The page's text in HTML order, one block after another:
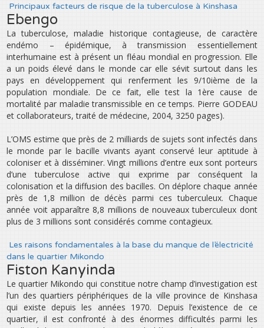
Principaux facteurs de risque de la tuberculose à Kinshasa
Ebengo
La tuberculose, maladie historique contagieuse, de caractère
endémo – épidémique, à transmission essentiellement
interhumaine est à présent un fléau mondial en progression. Elle
a un poids élevé dans le monde car elle sévit surtout dans les
pays en développement qui renferment les 9/10ième de la
population mondiale. De ce fait, elle test la 1ère cause de
mortalité par maladie transmissible en ce temps. Pierre GODEAU
et collaborateurs, traité de médecine, 2004, 3250 pages).
L’OMS estime que près de 2 milliards de sujets sont infectés dans
le monde par le bacille vivants ayant conservé leur aptitude à
coloniser et à disséminer. Vingt millions d’entre eux sont porteurs
d’une tuberculose active qui exprime par conséquent la
colonisation et la diffusion des bacilles. On déplore chaque année
près de 1,8 million de décès parmi ces tuberculeux. Chaque
année voit apparaître 8,8 millions de nouveaux tuberculeux dont
plus de 3 millions sont considérés comme contagieux.
Les raisons fondamentales à la base du manque de l’électricité
dans le quartier Mikondo
Fiston Kanyinda
Le quartier Mikondo qui constitue notre champ d’investigation est
l’un des quartiers périphériques de la ville province de Kinshasa
qui existe depuis les années 1970. Depuis l’existence de ce
quartier, il est confronté à des énormes difficultés parmi les